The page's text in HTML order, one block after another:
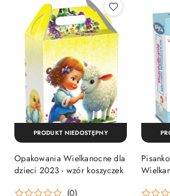
Opakowania Wielkanocne dla
dzieci 2023 - wzór koszyczek
(0)
PRODUKT NIEDOSTĘPNY